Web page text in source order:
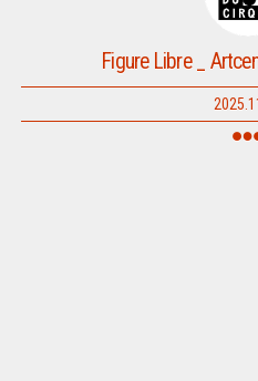
Figure Libre _